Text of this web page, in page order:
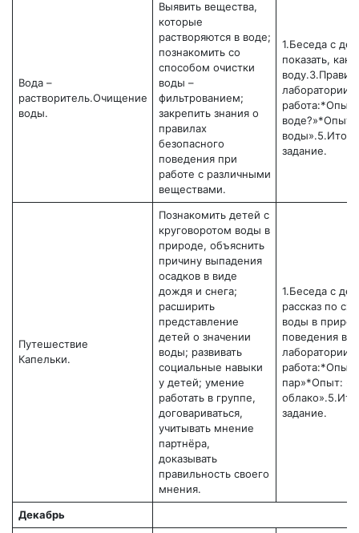
Вода –
растворитель.Очищение
воды.
Выявить вещества,
которые
растворяются в воде;
познакомить со
способом очистки
воды –
фильтрованием;
закрепить знания о
правилах
безопасного
поведения при
работе с различными
веществами.
1.Беседа с
показать, как
работа:*Опыт:
воде?»*Опыт:
задание.
Путешествие
Капельки.
Познакомить детей с
круговоротом воды в
природе, объяснить
причину выпадения
осадков в виде
дождя и снега;
расширить
представление
детей о значении
воды; развивать
социальные навыки
у детей; умение
работать в группе,
договариваться,
учитывать мнение
партнёра,
доказывать
правильность своего
мнения.
1.Беседа с
рассказ по
воды в
поведения в
работа:*Опыт:
пар»*Опыт:
задание.
Декабрь